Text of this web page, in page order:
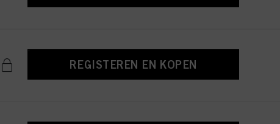
REGISTEREN EN KOPEN